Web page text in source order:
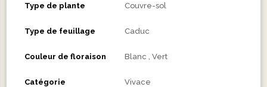
Type de plante Couvre-sol
Type de feuillage Caduc
Couleur de floraison Blanc Vert
Catégorie Vivace